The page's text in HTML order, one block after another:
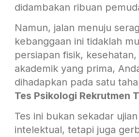
didambakan ribuan
Namun, jalan menuju
kebanggaan ini tidaklah
persiapan fisik, kesehatan,
akademik yang prima,
dihadapkan pada satu
Tes Psikologi Rekrutmen
Tes ini bukan sekadar
intelektual, tetapi juga